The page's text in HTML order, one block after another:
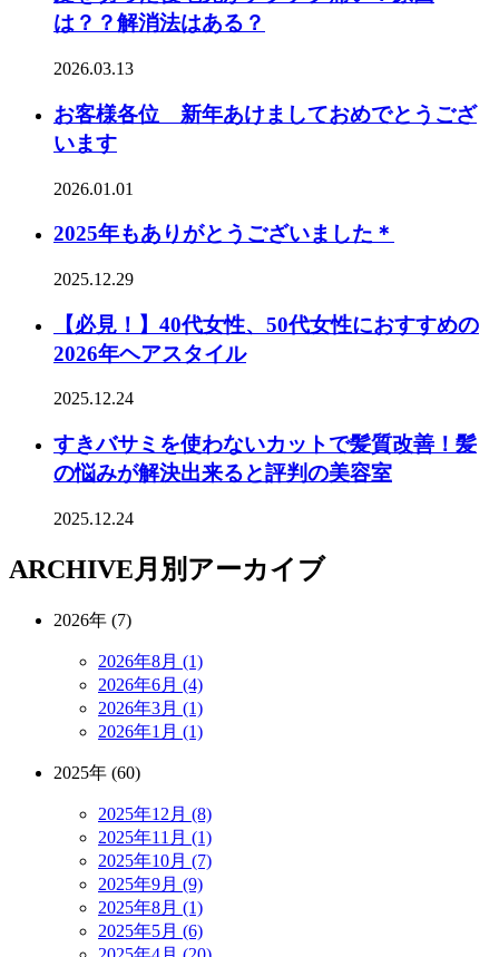
は？？解消法はある？
2026.03.13
お客様各位 新年あけましておめでとうござ
います
2026.01.01
2025年もありがとうございました＊
2025.12.29
【必見！】40代女性、50代女性におすすめの
2026年ヘアスタイル
2025.12.24
すきバサミを使わないカットで髪質改善！髪
の悩みが解決出来ると評判の美容室
2025.12.24
ARCHIVE月別アーカイブ
2026年 (7)
2026年8月 (1)
2026年6月 (4)
2026年3月 (1)
2026年1月 (1)
2025年 (60)
2025年12月 (8)
2025年11月 (1)
2025年10月 (7)
2025年9月 (9)
2025年8月 (1)
2025年5月 (6)